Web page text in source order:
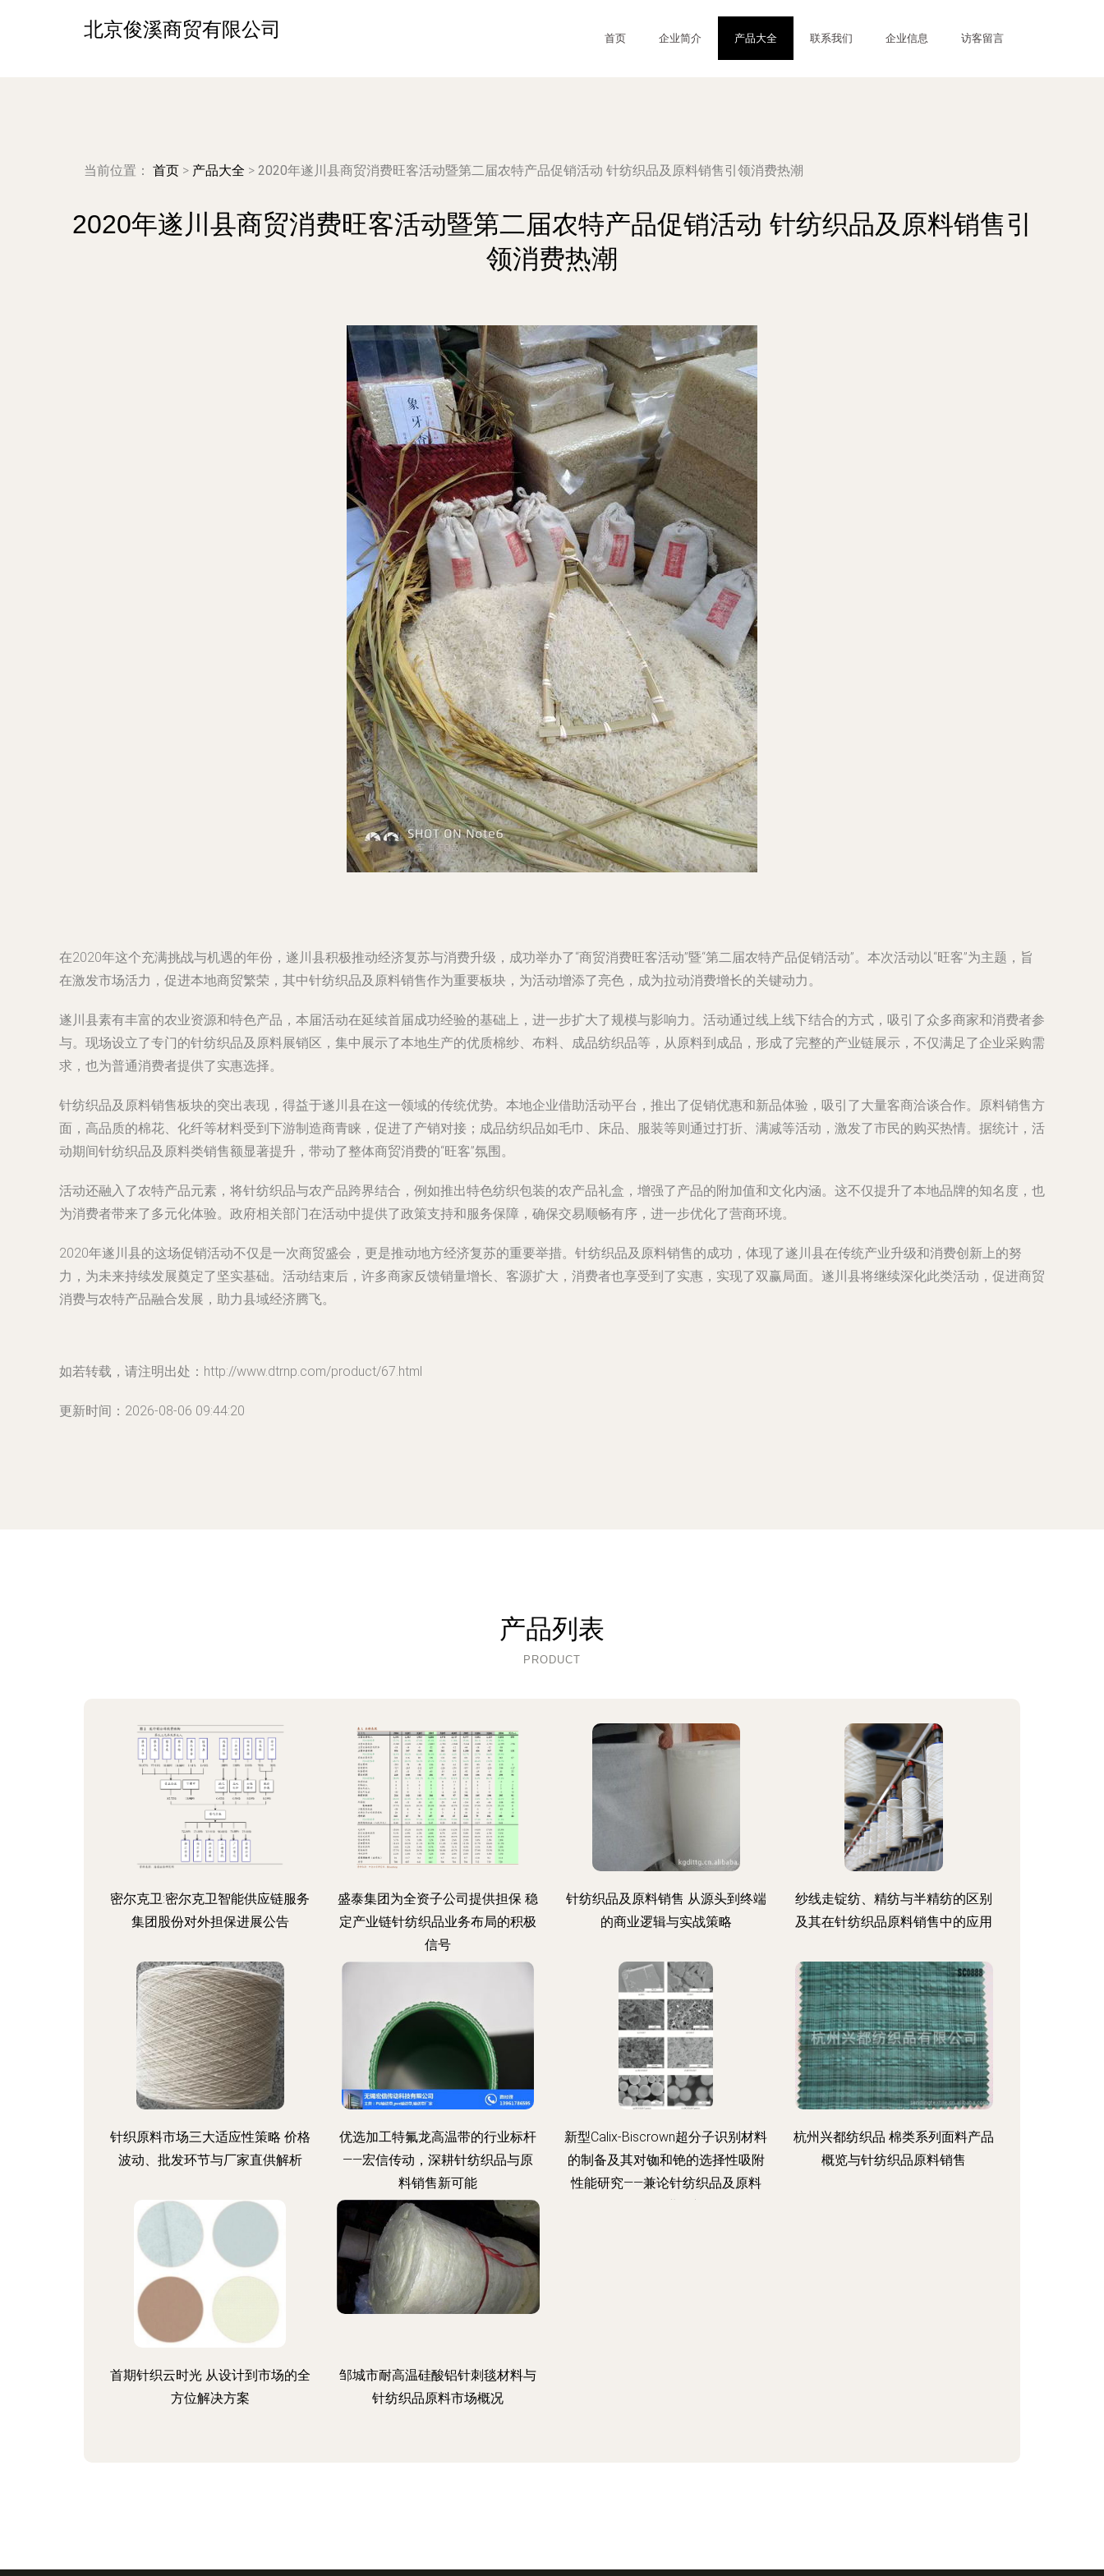
北京俊溪商贸有限公司 首页 企业简介 产品大全 联系我们 企业信息 访客留言
当前位置： 首页 > 产品大全 > 2020年遂川县商贸消费旺客活动暨第二届农特产品促销活动 针纺织品及原料销售引领消费热潮
2020年遂川县商贸消费旺客活动暨第二届农特产品促销活动 针纺织品及原料销售引
领消费热潮
在2020年这个充满挑战与机遇的年份，遂川县积极推动经济复苏与消费升级，成功举办了“商贸消费旺客活动”暨“第二届农特产品促销活动”。本次活动以“旺客”为主题，旨
在激发市场活力，促进本地商贸繁荣，其中针纺织品及原料销售作为重要板块，为活动增添了亮色，成为拉动消费增长的关键动力。
遂川县素有丰富的农业资源和特色产品，本届活动在延续首届成功经验的基础上，进一步扩大了规模与影响力。活动通过线上线下结合的方式，吸引了众多商家和消费者参
与。现场设立了专门的针纺织品及原料展销区，集中展示了本地生产的优质棉纱、布料、成品纺织品等，从原料到成品，形成了完整的产业链展示，不仅满足了企业采购需
求，也为普通消费者提供了实惠选择。
针纺织品及原料销售板块的突出表现，得益于遂川县在这一领域的传统优势。本地企业借助活动平台，推出了促销优惠和新品体验，吸引了大量客商洽谈合作。原料销售方
面，高品质的棉花、化纤等材料受到下游制造商青睐，促进了产销对接；成品纺织品如毛巾、床品、服装等则通过打折、满减等活动，激发了市民的购买热情。据统计，活
动期间针纺织品及原料类销售额显著提升，带动了整体商贸消费的“旺客”氛围。
活动还融入了农特产品元素，将针纺织品与农产品跨界结合，例如推出特色纺织包装的农产品礼盒，增强了产品的附加值和文化内涵。这不仅提升了本地品牌的知名度，也
为消费者带来了多元化体验。政府相关部门在活动中提供了政策支持和服务保障，确保交易顺畅有序，进一步优化了营商环境。
2020年遂川县的这场促销活动不仅是一次商贸盛会，更是推动地方经济复苏的重要举措。针纺织品及原料销售的成功，体现了遂川县在传统产业升级和消费创新上的努
力，为未来持续发展奠定了坚实基础。活动结束后，许多商家反馈销量增长、客源扩大，消费者也享受到了实惠，实现了双赢局面。遂川县将继续深化此类活动，促进商贸
消费与农特产品融合发展，助力县域经济腾飞。
如若转载，请注明出处：http://www.dtrnp.com/product/67.html
更新时间：2026-08-06 09:44:20
产品列表
PRODUCT
密尔克卫:密尔克卫智能供应链服务
集团股份对外担保进展公告
盛泰集团为全资子公司提供担保 稳
定产业链针纺织品业务布局的积极
信号
针纺织品及原料销售 从源头到终端
的商业逻辑与实战策略
纱线走锭纺、精纺与半精纺的区别
及其在针纺织品原料销售中的应用
针织原料市场三大适应性策略 价格
波动、批发环节与厂家直供解析
优选加工特氟龙高温带的行业标杆
——宏信传动，深耕针纺织品与原
料销售新可能
新型Calix-Biscrown超分子识别材料
的制备及其对铷和铯的选择性吸附
性能研究——兼论针纺织品及原料
杭州兴都纺织品 棉类系列面料产品
概览与针纺织品原料销售
首期针织云时光 从设计到市场的全
方位解决方案
邹城市耐高温硅酸铝针刺毯材料与
针纺织品原料市场概况